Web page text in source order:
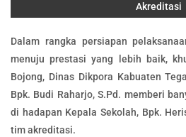
Akreditasi
Dalam rangka persiapan
menuju prestasi yang lebih baik,
Bojong, Dinas Dikpora Kabuaten
Bpk. Budi Raharjo, S.Pd. memberi
di hadapan Kepala Sekolah, Bpk.
tim akreditasi.